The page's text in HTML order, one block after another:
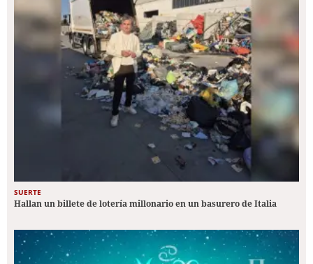
SUERTE
Hallan un billete de lotería millonario en un basurero de Italia